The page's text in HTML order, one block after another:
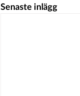
Senaste inlägg